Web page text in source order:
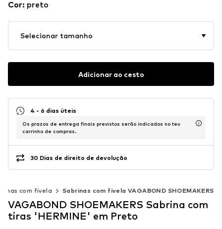
Cor: preto
Selecionar tamanho
Adicionar ao cesto
4 - 6 dias úteis
Os prazos de entrega finais previstos serão indicados no teu
carrinho de compras.
30 Dias de direito de devolução
com fivela Sabrinas com fivela VAGABOND SHOEMAKERS
VAGABOND SHOEMAKERS Sabrina com
tiras 'HERMINE' em Preto